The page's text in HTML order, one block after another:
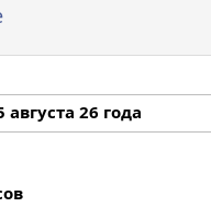
августа 26 года